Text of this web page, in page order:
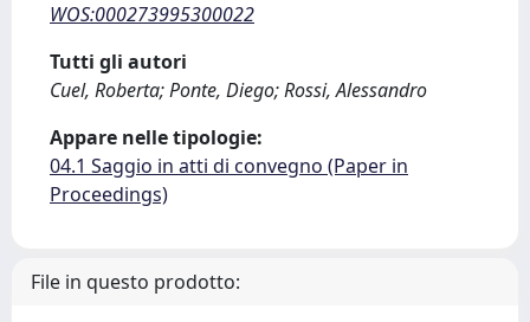
WOS:000273995300022
Tutti gli autori
Cuel, Roberta; Ponte, Diego; Rossi, Alessandro
Appare nelle tipologie:
04.1 Saggio in atti di convegno (Paper in
Proceedings)
File in questo prodotto: